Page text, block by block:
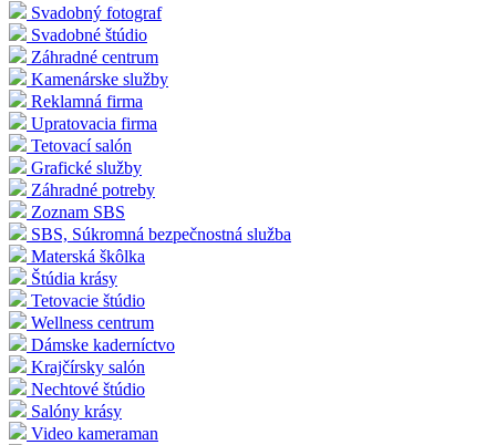
Svadobný fotograf
Svadobné štúdio
Záhradné centrum
Kamenárske služby
Reklamná firma
Upratovacia firma
Tetovací salón
Grafické služby
Záhradné potreby
Zoznam SBS
SBS, Súkromná bezpečnostná služba
Materská škôlka
Štúdia krásy
Tetovacie štúdio
Wellness centrum
Dámske kaderníctvo
Krajčírsky salón
Nechtové štúdio
Salóny krásy
Video kameraman